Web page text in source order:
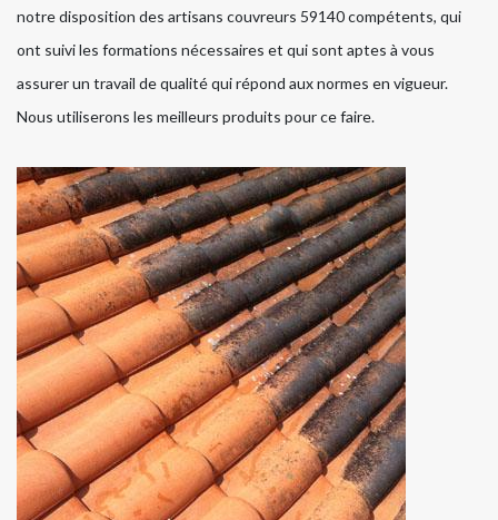
notre disposition des artisans couvreurs 59140 compétents, qui
ont suivi les formations nécessaires et qui sont aptes à vous
assurer un travail de qualité qui répond aux normes en vigueur.
Nous utiliserons les meilleurs produits pour ce faire.